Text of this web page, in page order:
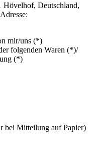
Hövelhof, Deutschland,
mir/uns (*)
folgenden Waren (*)/
(*)
bei Mitteilung auf Papier)